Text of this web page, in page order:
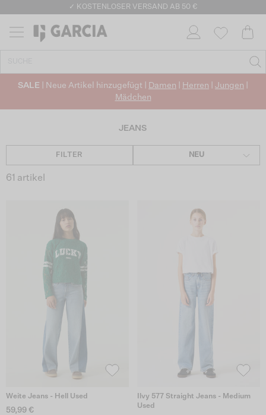
✓ KOSTENLOSER VERSAND AB 50 €
SALE | Neue Artikel hinzugefügt | Damen Herren Jungen
Mädchen
JEANS
FILTER NEU
61 artikel
Weite Jeans - Hell Used
59,99 €
Ilvy 577 Straight Jeans - Medium
Used